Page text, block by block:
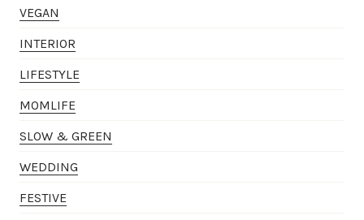
VEGAN
INTERIOR
LIFESTYLE
MOMLIFE
SLOW & GREEN
WEDDING
FESTIVE